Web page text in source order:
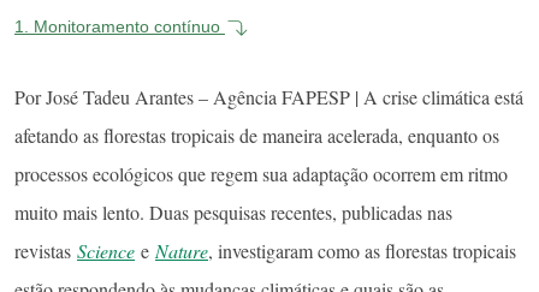
1. Monitoramento contínuo
Por José Tadeu Arantes – Agência FAPESP | A crise climática está
afetando as florestas tropicais de maneira acelerada, enquanto os
processos ecológicos que regem sua adaptação ocorrem em ritmo
muito mais lento. Duas pesquisas recentes, publicadas nas
revistas Science e Nature, investigaram como as florestas tropicais